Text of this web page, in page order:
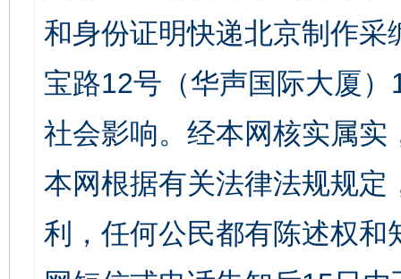
和身份证明快递北京制作
宝路12号（华声国际大厦
社会影响。经本网核实属
本网根据有关法律法规规
利，任何公民都有陈述权